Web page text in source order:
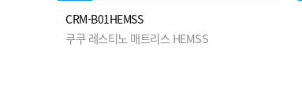
CRM-B01HEMSS
쿠쿠 레스티노 매트리스 HEMSS